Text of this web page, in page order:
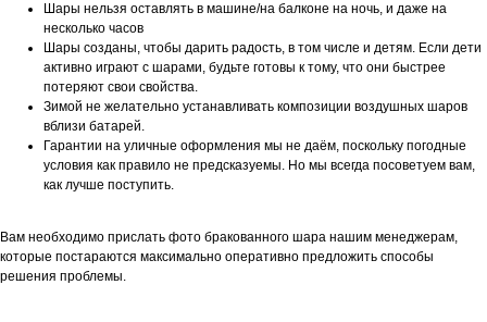
Шары нельзя оставлять в машине/на балконе на ночь, и даже на
несколько часов
Шары созданы, чтобы дарить радость, в том числе и детям. Если дети
активно играют с шарами, будьте готовы к тому, что они быстрее
потеряют свои свойства.
Зимой не желательно устанавливать композиции воздушных шаров
вблизи батарей.
Гарантии на уличные оформления мы не даём, поскольку погодные
условия как правило не предсказуемы. Но мы всегда посоветуем вам,
как лучше поступить.
Вам необходимо прислать фото бракованного шара нашим менеджерам,
которые постараются максимально оперативно предложить способы
решения проблемы.